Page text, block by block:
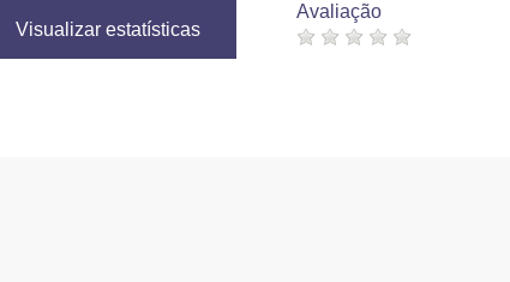
Visualizar estatísticas
Avaliação